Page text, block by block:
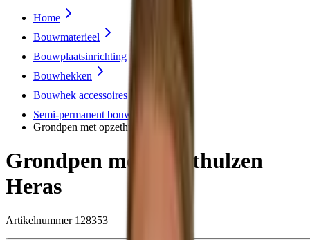
Home
Bouwmaterieel
Bouwplaatsinrichting
Bouwhekken
Bouwhek accessoires
Semi-permanent bouwhek
Grondpen met opzethulzen Heras
Grondpen met opzethulzen
Heras
Artikelnummer 128353